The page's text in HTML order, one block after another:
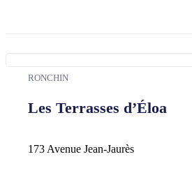
RONCHIN
Les Terrasses d’Éloa
173 Avenue Jean-Jaurès